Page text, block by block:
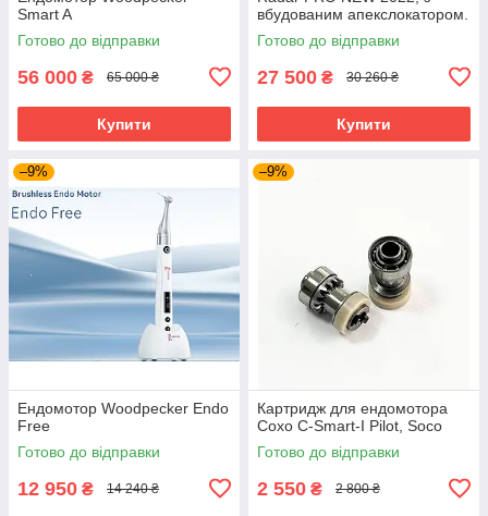
Smart A
Готово до відправки
56 000 ₴ 65 000 ₴
Купити
вбудованим апекслокатором.
Сертифікат! Гарантія!
Готово до відправки
27 500 ₴ 30 260 ₴
Купити
–9%
Eндомотор Woodpecker Endo
Free
Готово до відправки
12 950 ₴ 14 240 ₴
–9%
Картридж для ендомотора
Coxo C-Smart-I Pilot, Soco
Готово до відправки
2 550 ₴ 2 800 ₴